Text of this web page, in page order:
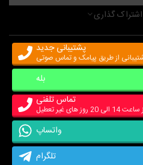
اشتراک گذاری
پشتیبانی جدید
از طریق پیامک و تماس صوتی
بله
تماس تلفنی
14 الی 20 روز های غیر تعطیل
واتساپ
تلگرام